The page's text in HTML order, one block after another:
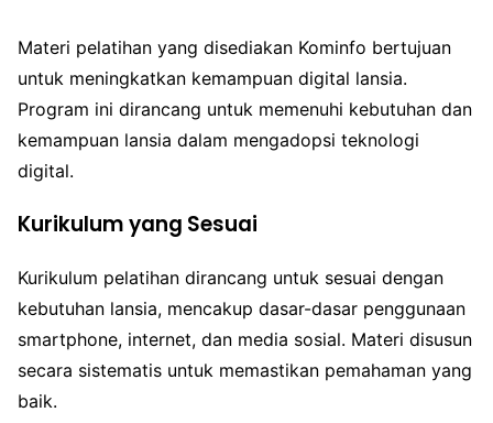
Materi pelatihan yang disediakan Kominfo bertujuan
untuk meningkatkan kemampuan digital lansia.
Program ini dirancang untuk memenuhi kebutuhan dan
kemampuan lansia dalam mengadopsi teknologi
digital.
Kurikulum yang Sesuai
Kurikulum pelatihan dirancang untuk sesuai dengan
kebutuhan lansia, mencakup dasar-dasar penggunaan
smartphone, internet, dan media sosial. Materi disusun
secara sistematis untuk memastikan pemahaman yang
baik.